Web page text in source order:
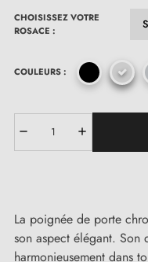
CHOISISSEZ VOTRE
ROSACE :
COULEURS :
La poignée de porte
son aspect élégant. Son
harmonieusement dans